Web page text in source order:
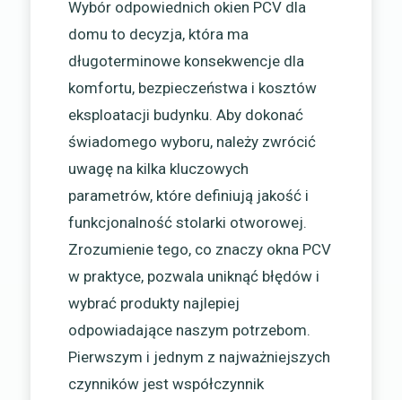
Wybór odpowiednich okien PCV dla
domu to decyzja, która ma
długoterminowe konsekwencje dla
komfortu, bezpieczeństwa i kosztów
eksploatacji budynku. Aby dokonać
świadomego wyboru, należy zwrócić
uwagę na kilka kluczowych
parametrów, które definiują jakość i
funkcjonalność stolarki otworowej.
Zrozumienie tego, co znaczy okna PCV
w praktyce, pozwala uniknąć błędów i
wybrać produkty najlepiej
odpowiadające naszym potrzebom.
Pierwszym i jednym z najważniejszych
czynników jest współczynnik